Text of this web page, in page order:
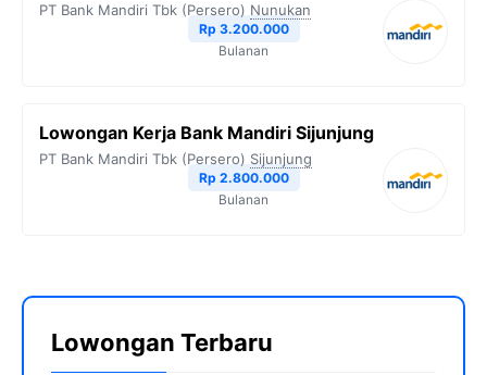
PT Bank Mandiri Tbk (Persero) Nunukan
Rp 3.200.000
Bulanan
Lowongan Kerja Bank Mandiri Sijunjung
PT Bank Mandiri Tbk (Persero) Sijunjung
Rp 2.800.000
Bulanan
Lowongan Terbaru